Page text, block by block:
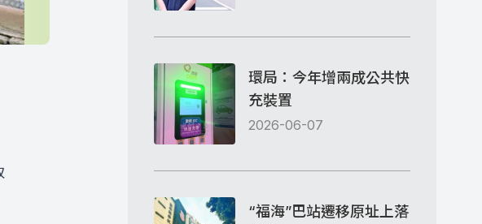
環局：今年增兩成公共快
充裝置
2026-06-07
“福海”巴站遷移原址上落